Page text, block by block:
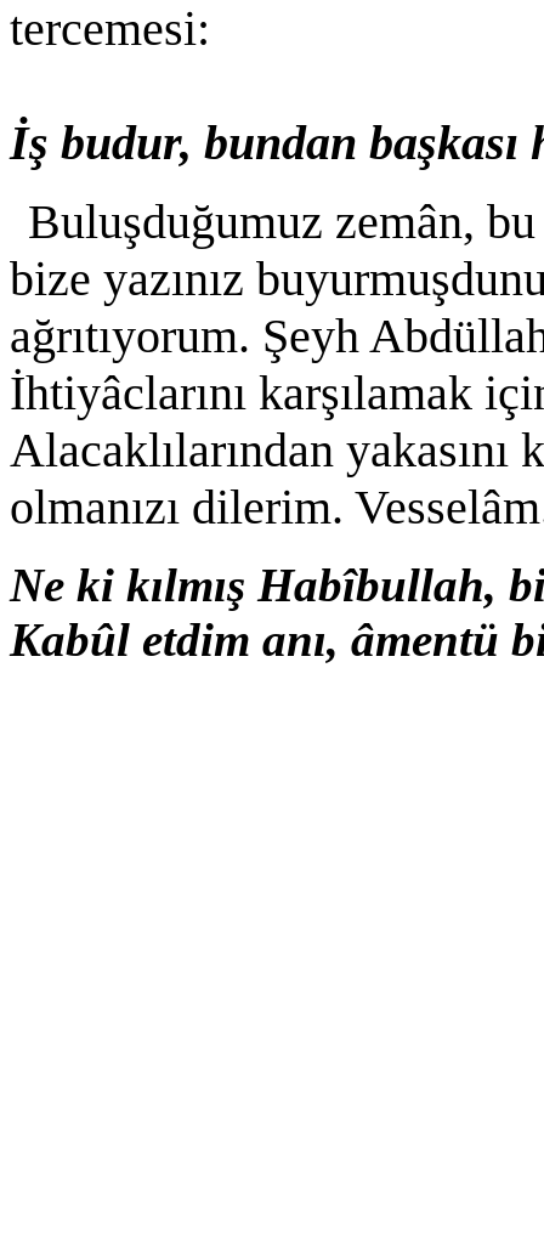
tercemesi:
İş budur, bundan
Buluşduğumuz zemân,
bize yazınız
ağrıtıyorum. Şeyh
İhtiyâclarını karşılamak
Alacaklılarından
olmanızı dilerim.
Ne ki kılmış Habîbullah,
Kabûl etdim anı, âmentü